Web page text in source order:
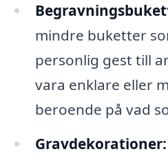
mindre buketter
personlig gest till
vara enklare eller
beroende på vad
Gravdekorationer: